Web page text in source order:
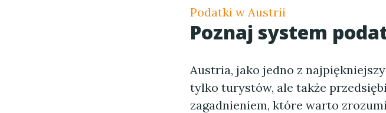
Podatki w Austrii
Poznaj system
Austria, jako jedno z
tylko turystów, ale także
zagadnieniem, które warto